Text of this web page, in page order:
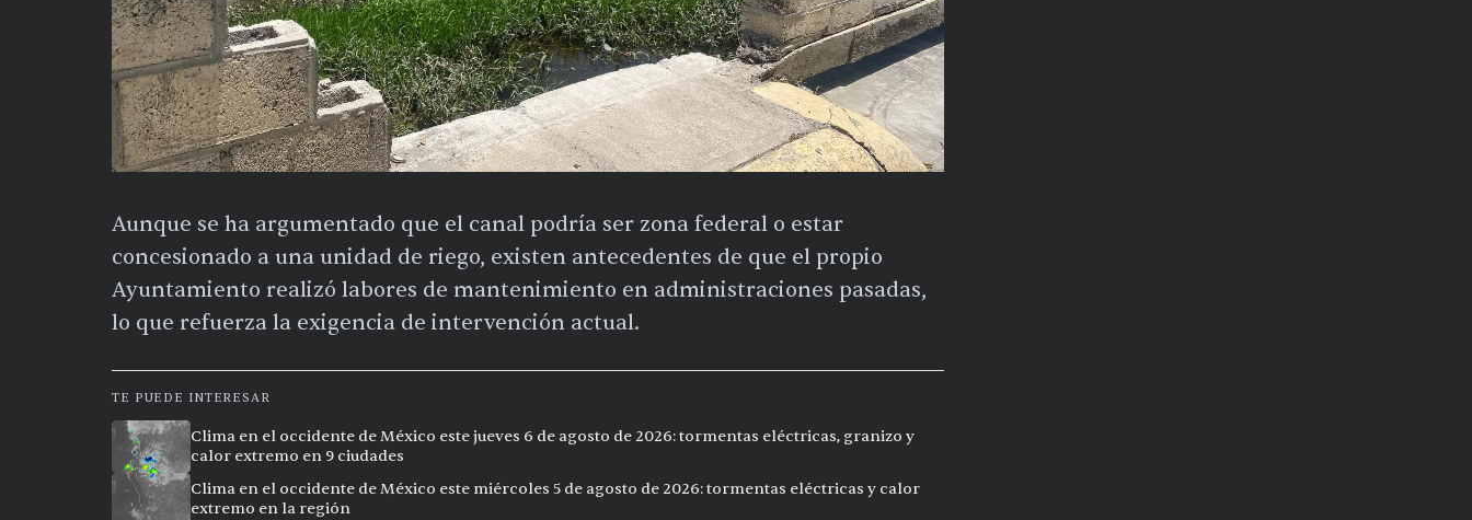
Aunque se ha argumentado que el canal podría ser zona federal o estar
concesionado a una unidad de riego, existen antecedentes de que el propio
Ayuntamiento realizó labores de mantenimiento en administraciones pasadas,
lo que refuerza la exigencia de intervención actual.
TE PUEDE INTERESAR
Clima en el occidente de México este jueves 6 de agosto de 2026: tormentas eléctricas, granizo y
calor extremo en 9 ciudades
Clima en el occidente de México este miércoles 5 de agosto de 2026: tormentas eléctricas y calor
extremo en la región